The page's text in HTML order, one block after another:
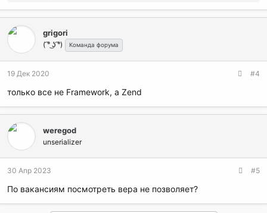
а
и
grigori
( ͡° ͜ʖ ͡°) Команда форума
19 Дек 2020 #4
только все не Framework, а Zend
weregod
unserializer
30 Апр 2023 #5
По вакансиям посмотреть вера не позволяет?